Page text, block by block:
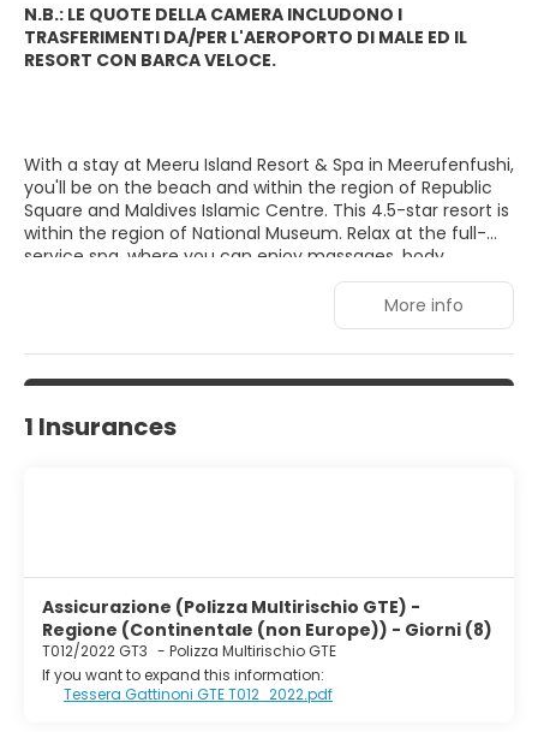
N.B.: LE QUOTE DELLA CAMERA INCLUDONO I
TRASFERIMENTI DA/PER L'AEROPORTO DI MALE ED IL
RESORT CON BARCA VELOCE.
With a stay at Meeru Island Resort & Spa in Meerufenfushi,
you'll be on the beach and within the region of Republic
Square and Maldives Islamic Centre. This 4.5-star resort is
within the region of National Museum. Relax at the full-
service spa, where you can enjoy massages, body
treatments, and facials. After practicing your swing on
the golf course, you can dip into one of the 2 outdoor
swimming pools. Additional features at this resort include
complimentary wireless Internet access, concierge
home in one of the 284 air-conditioned rooms featuring
minibars and flat-screen televisions. Rooms have private
balconies. Complimentary wireless Internet access keeps
More info
1 Insurances
Assicurazione (Polizza Multirischio GTE) -
Regione (Continentale (non Europe)) - Giorni (8)
T012/2022 GT3 - Polizza Multirischio GTE
If you want to expand this information:
Tessera Gattinoni GTE T012_2022.pdf